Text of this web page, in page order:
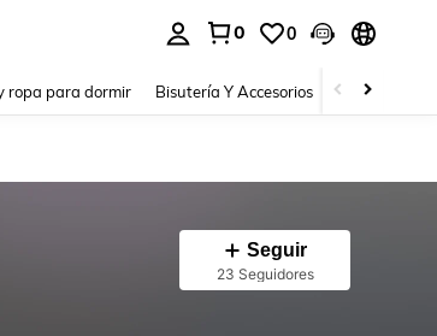
0 0
ropa para dormir Bisutería Y Accesorios Zapatos
Seguir
23 Seguidores